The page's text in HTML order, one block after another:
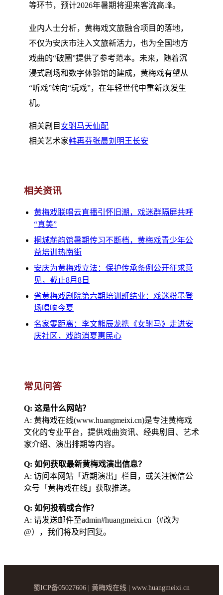
等环节，预计2026年暑期将迎来客流高峰。
业内人士分析，黄梅戏文旅融合项目的落地，
不仅为安庆市注入文旅新活力，也为全国地方
戏曲的“破圈”提供了参考范本。未来，随着沉
浸式剧场和数字体验馆的建成，黄梅戏有望从
“听戏”转向“玩戏”，在年轻世代中重新焕发生
机。
相关剧目 女驸马天仙配
相关艺术家韩再芬张晨刘明 王长安
相关资讯
黄梅戏联唱云直播引怀旧潮，戏迷群隔屏共呼
“真美”
桐城薪韵馆暑期传习不断档，黄梅戏青少年公
益培训热南街
安庆为黄梅戏立法：保护传承条例公开征求意
见，截止8月8日
省黄梅戏剧院第六期培训班结业：戏迷粉墨登
场唱响今夏
名家零距离：李文熊辰龙携《女驸马》走进安
庆社区，戏韵消夏惠民心
常见问答
Q: 这是什么网站？
A: 黄梅戏在线(www.huangmeixi.cn)是专注黄梅戏
文化的专业平台，提供戏曲资讯、经典剧目、艺术
家介绍、演出排期等内容。
Q: 如何获取最新黄梅戏演出信息？
A: 访问本网站「近期演出」栏目，或关注微信公
众号「黄梅戏在线」获取推送。
Q: 如何投稿或合作？
A: 请发送邮件至admin#huangmeixi.cn（#改为
@），我们将及时回复。
蜀ICP备05027606 | 黄梅戏在线 | www.huangmeixi.cn